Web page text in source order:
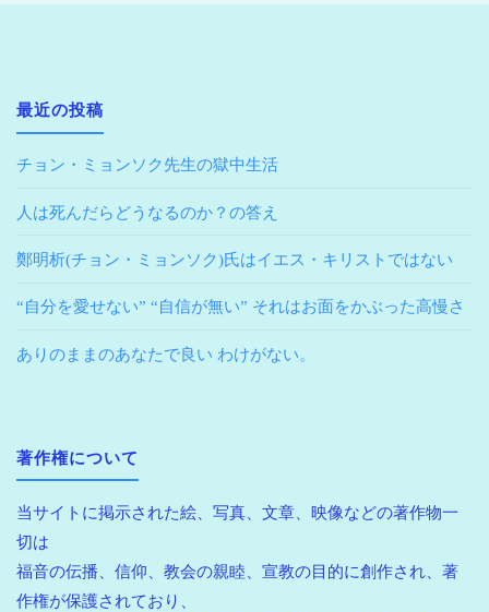
最近の投稿
チョン・ミョンソク先生の獄中生活
人は死んだらどうなるのか？の答え
鄭明析(チョン・ミョンソク)氏はイエス・キリストではない
“自分を愛せない” “自信が無い” それはお面をかぶった高慢さ
ありのままのあなたで良い わけがない。
著作権について
当サイトに掲示された絵、写真、文章、映像などの著作物一
切は
福音の伝播、信仰、教会の親睦、宣教の目的に創作され、著
作権が保護されており、